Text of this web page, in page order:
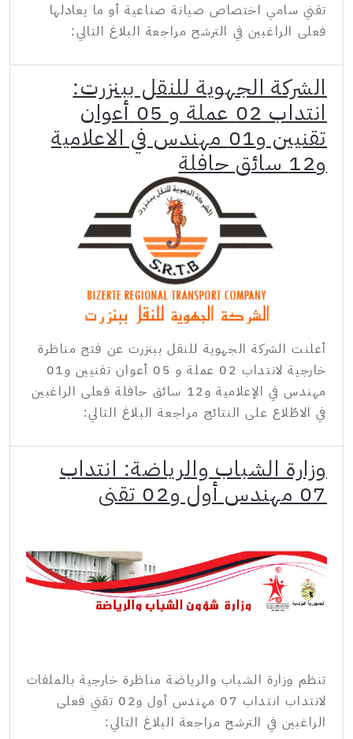
تقني سامي اختصاص صيانة صناعية أو ما يعادلها
فعلى الراغبين في الترشح مراجعة البلاغ التالي:
الشركة الجهوية للنقل ببنزرت:
انتداب 02 عملة و 05 أعوان
تقنيين و01 مهندس في الاعلامية
و12 سائق حافلة
أعلنت الشركة الجهوية للنقل ببنزرت عن فتح مناظرة
خارجية لانتداب 02 عملة و 05 أعوان تقنيين و01
مهندس في الإعلامية و12 سائق حافلة فعلى الراغبين
في الاطّلاع على النتائج مراجعة البلاغ التالي:
وزارة الشباب والرياضة: انتداب
07 مهندس أول و02 تقني
تنظم وزارة الشباب والرياضة مناظرة خارجية بالملفات
لانتداب انتداب 07 مهندس أول و02 تقني فعلى
الراغبين في الترشح مراجعة البلاغ التالي: